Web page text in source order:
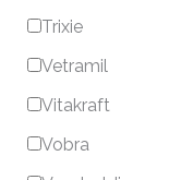
Trixie
Vetramil
Vitakraft
Vobra